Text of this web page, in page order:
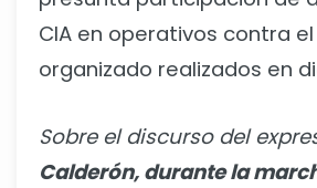
CIA en operativos contra
organizado realizados en
Sobre el discurso del
Calderón, durante la